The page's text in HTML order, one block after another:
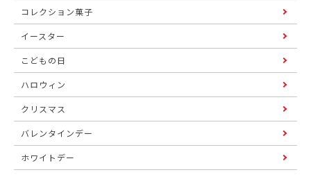
コレクション菓子
イースター
こどもの日
ハロウィン
クリスマス
バレンタインデー
ホワイトデー